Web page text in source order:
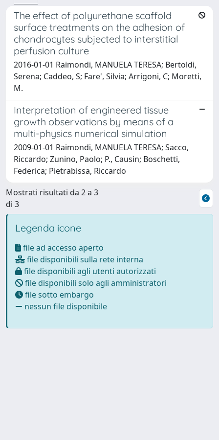
The effect of polyurethane scaffold
surface treatments on the adhesion of
chondrocytes subjected to interstitial
perfusion culture
2016-01-01 Raimondi, MANUELA TERESA; Bertoldi,
Serena; Caddeo, S; Fare', Silvia; Arrigoni, C; Moretti,
M.
Interpretation of engineered tissue
growth observations by means of a
multi-physics numerical simulation
2009-01-01 Raimondi, MANUELA TERESA; Sacco,
Riccardo; Zunino, Paolo; P., Causin; Boschetti,
Federica; Pietrabissa, Riccardo
Mostrati risultati da 2 a 3
di 3
Legenda icone
file ad accesso aperto
file disponibili sulla rete interna
file disponibili agli utenti autorizzati
file disponibili solo agli amministratori
file sotto embargo
nessun file disponibile